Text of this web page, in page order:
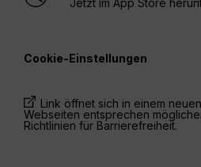
Jetzt im App Store
Cookie-Einstellungen
Link öffnet sich in einem
Webseiten entsprechen
Richtlinien für Barrierefreiheit.